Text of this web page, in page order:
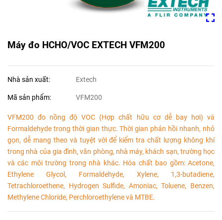
Máy đo HCHO/VOC EXTECH VFM200
Nhà sản xuất: Extech
Mã sản phẩm: VFM200
VFM200 đo nồng độ VOC (Hợp chất hữu cơ dễ bay hơi) và
Formaldehyde trong thời gian thực. Thời gian phản hồi nhanh, nhỏ
gọn, dễ mang theo và tuyệt vời để kiểm tra chất lượng không khí
trong nhà của gia đình, văn phòng, nhà máy, khách sạn, trường học
và các môi trường trong nhà khác. Hóa chất bao gồm: Acetone,
Ethylene Glycol, Formaldehyde, Xylene, 1,3-butadiene,
Tetrachloroethene, Hydrogen Sulfide, Amoniac, Toluene, Benzen,
Methylene Chloride, Perchloroethylene và MTBE.